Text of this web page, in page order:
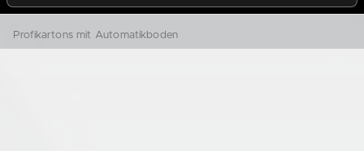
Profikartons mit Automatikboden